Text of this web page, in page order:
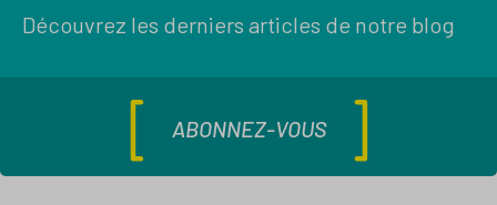
Découvrez les derniers articles de notre blog
ABONNEZ-VOUS